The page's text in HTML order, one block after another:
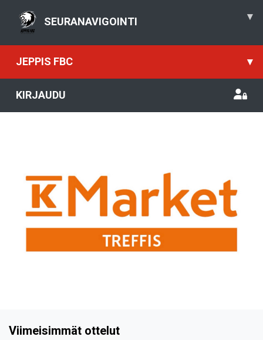
SEURANAVIGOINTI ▾
JEPPIS FBC ▾
KIRJAUDU
Previous
Viimeisimmät ottelut